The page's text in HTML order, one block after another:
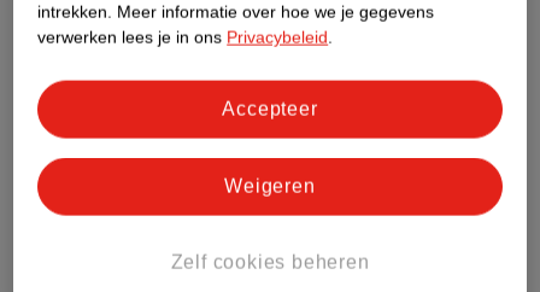
Bekijk ook
Meer
ANDEREN KOCHTEN OOK
intrekken. Meer informatie over hoe we je gegevens
verwerken lees je in ons Privacybeleid.
Zelf cookies beheren
Weigeren
Accepteer